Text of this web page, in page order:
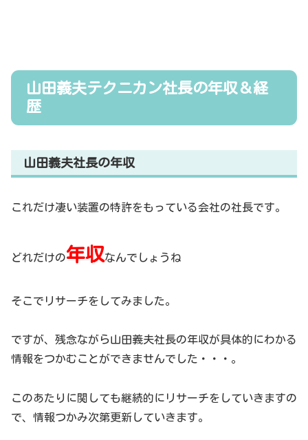
山田義夫テクニカン社長の年収＆経
歴
山田義夫社長の年収
これだけ凄い装置の特許をもっている会社の社長です。
どれだけの年収なんでしょうね
そこでリサーチをしてみました。
ですが、残念ながら山田義夫社長の年収が具体的にわかる
情報をつかむことができませんでした・・・。
このあたりに関しても継続的にリサーチをしていきますの
で、情報つかみ次第更新していきます。